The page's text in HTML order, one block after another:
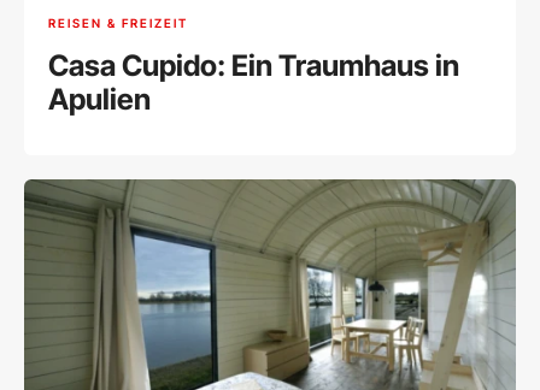
REISEN & FREIZEIT
Casa Cupido: Ein Traumhaus in
Apulien